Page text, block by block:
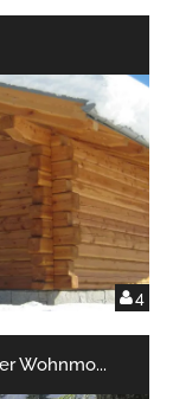
4
Wohnmo...